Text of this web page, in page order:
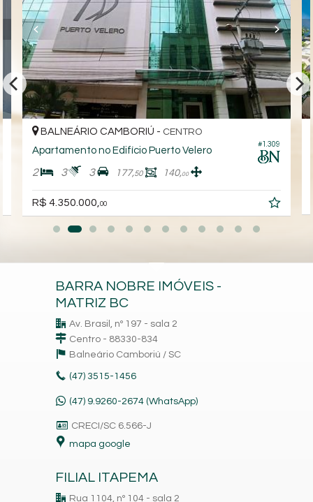
#1.309
BALNEÁRIO CAMBORIÚ - CENTRO
Apartamento no Edifício Puerto Velero
2 3 3 177,50 140,00
R$ 4.350.000,00
BARRA NOBRE IMÓVEIS -
MATRIZ BC
Av. Brasil, nº 197 - sala 2
Centro - 88330-834
Balneário Camboriú / SC
(47) 3515-1456
(47) 9.9260-2674 (WhatsApp)
CRECI/SC 6.566-J
mapa google
FILIAL ITAPEMA
Rua 1104, nº 104 - sala 2